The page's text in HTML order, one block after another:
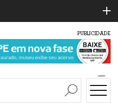
PUBLICIDADE